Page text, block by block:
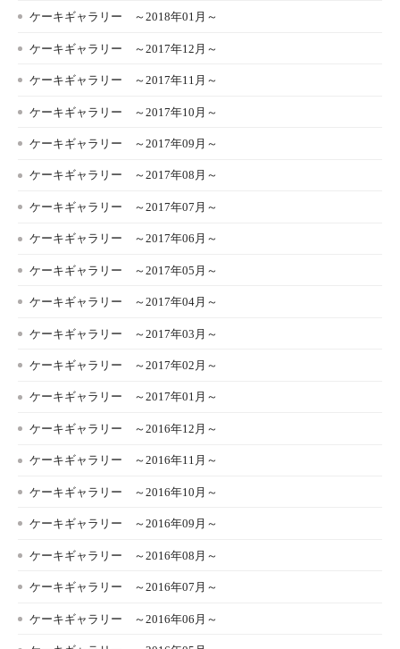
ケーキギャラリー ～2018年01月～
ケーキギャラリー ～2017年12月～
ケーキギャラリー ～2017年11月～
ケーキギャラリー ～2017年10月～
ケーキギャラリー ～2017年09月～
ケーキギャラリー ～2017年08月～
ケーキギャラリー ～2017年07月～
ケーキギャラリー ～2017年06月～
ケーキギャラリー ～2017年05月～
ケーキギャラリー ～2017年04月～
ケーキギャラリー ～2017年03月～
ケーキギャラリー ～2017年02月～
ケーキギャラリー ～2017年01月～
ケーキギャラリー ～2016年12月～
ケーキギャラリー ～2016年11月～
ケーキギャラリー ～2016年10月～
ケーキギャラリー ～2016年09月～
ケーキギャラリー ～2016年08月～
ケーキギャラリー ～2016年07月～
ケーキギャラリー ～2016年06月～